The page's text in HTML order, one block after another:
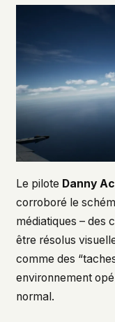
Le pilote Danny
corroboré le
médiatiques – des
être résolus
comme des
environnement
normal.